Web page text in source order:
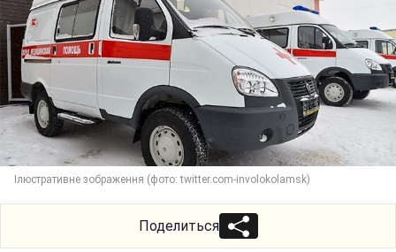
Ілюстративне зображення (фото: twitter.com-involokolamsk)
Поделиться